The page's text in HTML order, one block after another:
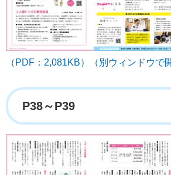
（PDF：2,081KB）（別ウィンドウで
P38～P39